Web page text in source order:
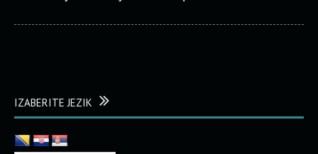
IZABERITE JEZIK